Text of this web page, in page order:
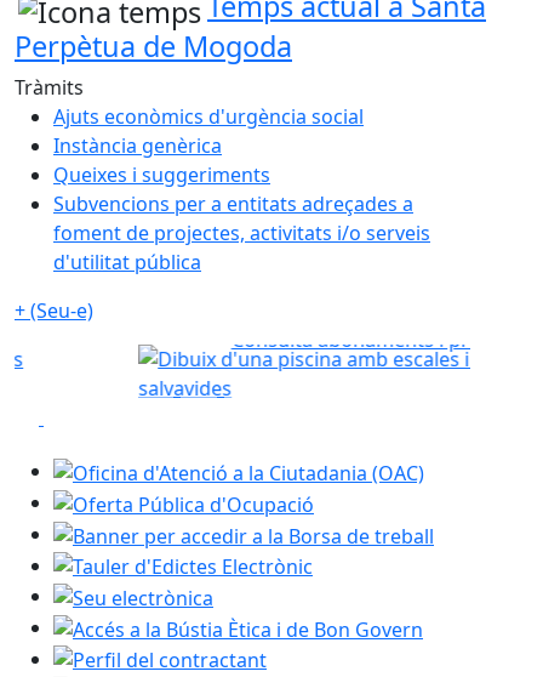
Perpètua de Mogoda
Tràmits
Ajuts econòmics d'urgència social
Instància genèrica
Queixes i suggeriments
Subvencions per a entitats adreçades a
foment de projectes, activitats i/o serveis
d'utilitat pública
+ (Seu-e)
Consulta abonaments i preus
Consulta abonaments i preus